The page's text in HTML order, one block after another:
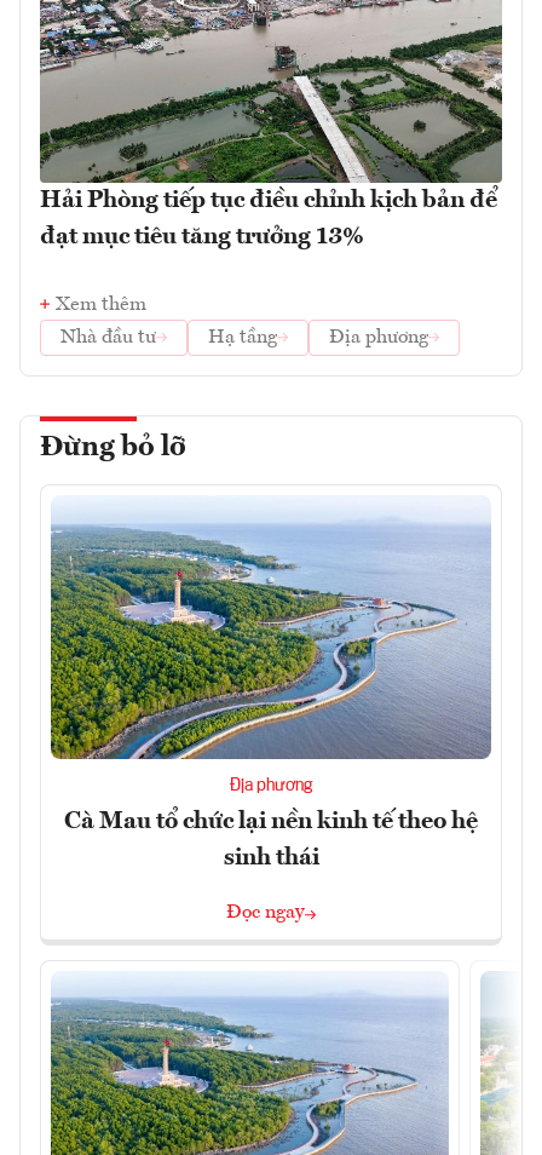
Hải Phòng tiếp tục điều chỉnh kịch bản để
đạt mục tiêu tăng trưởng 13%
Xem thêm
Nhà đầu tư
Hạ tầng Địa phương
Đừng bỏ lỡ
Địa phương
Cà Mau tổ chức lại nền kinh tế theo hệ
sinh thái
Đọc ngay